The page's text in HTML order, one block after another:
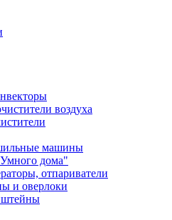
воздуха
машины
дома"
отпариватели
и оверлоки